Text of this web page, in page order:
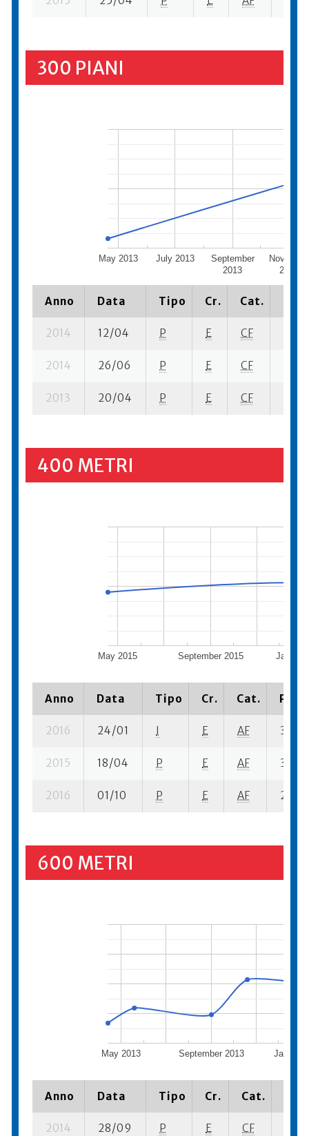
300 PIANI
May 2013 July 2013
September
2013
2013
Anno Data Tipo Cr. Cat.
2014 12/04 P E CF
2014 26/06 P E CF
2013 20/04 P E CF
400 METRI
May 2015 September 2015
Anno Data Tipo Cr. Cat.
2016 24/01 I E AF 3 se-
2015 18/04 P E AF 3 se-
2016 01/10 P E AF 2 se-
600 METRI
May 2013 September 2013 January
Anno Data Tipo Cr. Cat.
2014 28/09 P E CF